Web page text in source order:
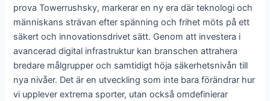
prova Towerrushsky, markerar en ny era där teknologi och
människans strävan efter spänning och frihet möts på ett
säkert och innovationsdrivet sätt. Genom att investera i
avancerad digital infrastruktur kan branschen attrahera
bredare målgrupper och samtidigt höja säkerhetsnivån till
nya nivåer. Det är en utveckling som inte bara förändrar hur
vi upplever extrema sporter, utan också omdefinierar